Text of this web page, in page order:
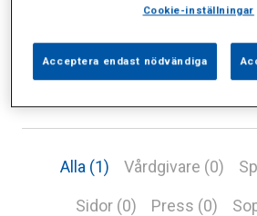
Alla (1) Vårdgivare (0)
Sidor (0) Press (0)
Cookie-inställningar
Acceptera endast nödvändiga